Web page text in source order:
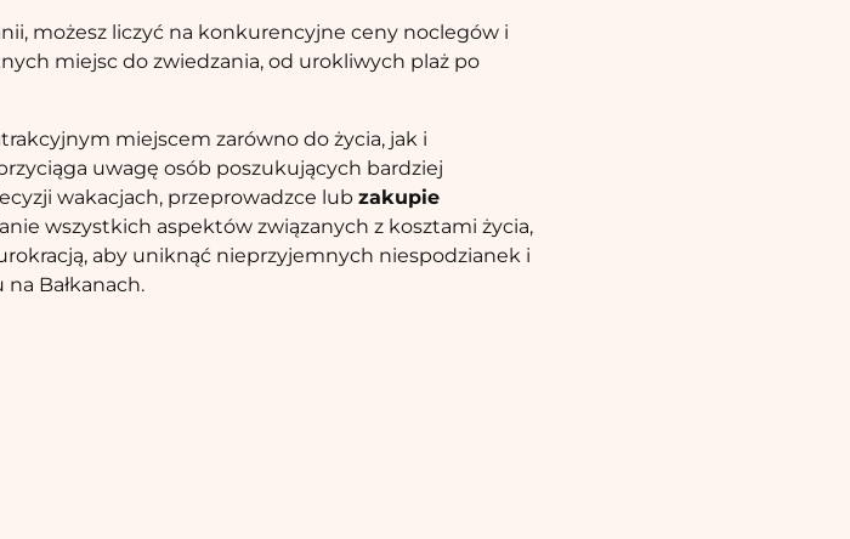
możesz liczyć na konkurencyjne ceny noclegów i
miejsc do zwiedzania, od urokliwych plaż po
miejscem zarówno do życia, jak i
uwagę osób poszukujących bardziej
wakacjach, przeprowadzce lub zakupie
wszystkich aspektów związanych z kosztami życia,
aby uniknąć nieprzyjemnych niespodzianek i
Bałkanach.